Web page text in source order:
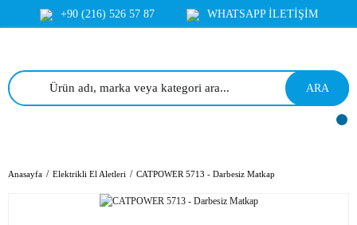
+90 (216) 526 57 87 WHATSAPP İLETİŞİM
ARA
Anasayfa Elektrikli El Aletleri CATPOWER 5713 - Darbesiz Matkap